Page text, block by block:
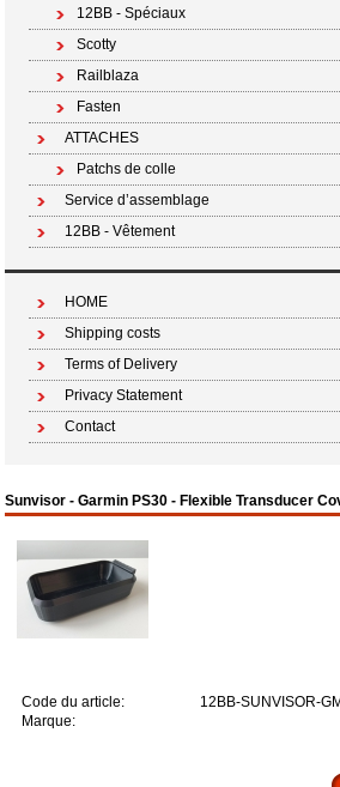
12BB - Spéciaux
Scotty
Railblaza
Fasten
ATTACHES
Patchs de colle
Service d’assemblage
12BB - Vêtement
HOME
Shipping costs
Terms of Delivery
Privacy Statement
Contact
Sunvisor - Garmin PS30 - Flexible Transducer
Code du article:
12BB-SUNVISOR-
Marque: